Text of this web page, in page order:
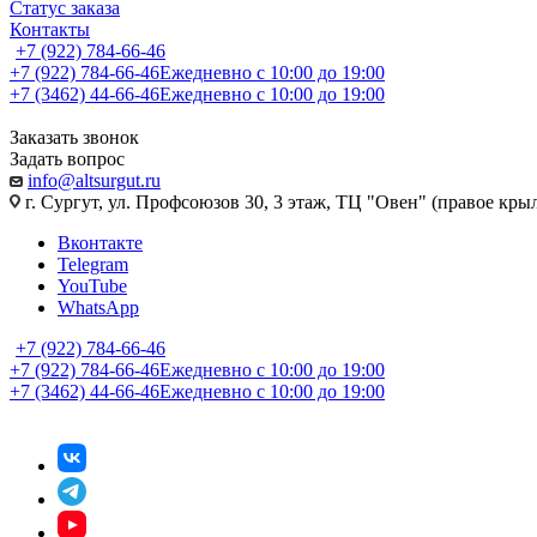
Статус заказа
Контакты
+7 (922) 784-66-46
+7 (922) 784-66-46Ежедневно с 10:00 до 19:00
+7 (3462) 44-66-46Ежедневно с 10:00 до 19:00
Заказать звонок
Задать вопрос
info@altsurgut.ru
г. Сургут, ул. Профсоюзов 30, 3 этаж, ТЦ "Овен" (правое
Вконтакте
Telegram
YouTube
WhatsApp
+7 (922) 784-66-46
+7 (922) 784-66-46Ежедневно с 10:00 до 19:00
+7 (3462) 44-66-46Ежедневно с 10:00 до 19:00